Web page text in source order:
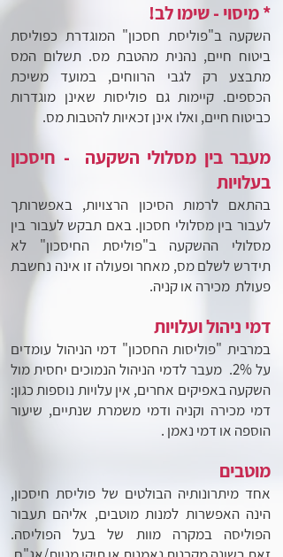
* מיסוי - שימו לב!
השקעה ב"פוליסת חסכון" המוגדרת כפוליסת
ביטוח חיים, נהנית מהטבת מס. תשלום המס
מתבצע רק לגבי הרווחים, במועד משיכת
הכספים. קיימות גם פוליסות שאינן מוגדרות
כביטוח חיים, ואלו אינן זכאיות להטבות מס.
מעבר בין מסלולי השקעה - חיסכון
בעלויות
בהתאם לרמות הסיכון הרצויות, באפשרותך
לעבור בין מסלולי חסכון. באם תבקש לעבור בין
מסלולי ההשקעה ב"פוליסת החיסכון" לא
תידרש לשלם מס, מאחר ופעולה זו אינה נחשבת
פעולת מכירה או קניה.
דמי ניהול ועלויות
במרבית "פוליסות החסכון" דמי הניהול עומדים
על 2%. מעבר לדמי הניהול הנמוכים יחסית מול
השקעה באפיקים אחרים, אין עלויות נוספותכגון:
דמי מכירה וקניה ודמי משמרת שנתיים, שיעור
הוספה או דמי נאמן .
מוטבים
אחד מיתרונותיה הבולטים של פוליסת חיסכון,
הינה האפשרות למנות מוטבים, אליהם תעבור
הפוליסה במקרה מוות של בעל הפוליסה.